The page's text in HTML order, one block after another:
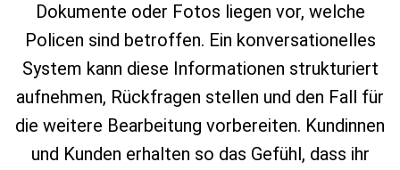
Dokumente oder Fotos liegen vor, welche
Policen sind betroffen. Ein konversationelles
System kann diese Informationen strukturiert
aufnehmen, Rückfragen stellen und den Fall für
die weitere Bearbeitung vorbereiten. Kundinnen
und Kunden erhalten so das Gefühl, dass ihr